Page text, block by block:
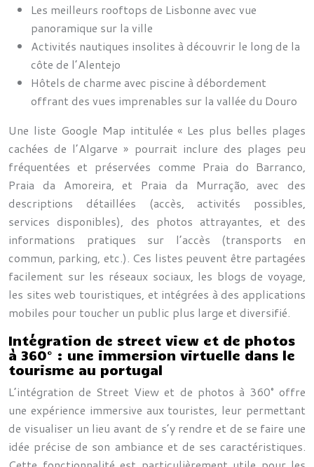
Les meilleurs rooftops de Lisbonne avec vue
panoramique sur la ville
Activités nautiques insolites à découvrir le long de la
côte de l’Alentejo
Hôtels de charme avec piscine à débordement
offrant des vues imprenables sur la vallée du Douro
Une liste Google Map intitulée « Les plus belles plages
cachées de l’Algarve » pourrait inclure des plages peu
fréquentées et préservées comme Praia do Barranco,
Praia da Amoreira, et Praia da Murração, avec des
descriptions détaillées (accès, activités possibles,
services disponibles), des photos attrayantes, et des
informations pratiques sur l’accès (transports en
commun, parking, etc.). Ces listes peuvent être partagées
facilement sur les réseaux sociaux, les blogs de voyage,
les sites web touristiques, et intégrées à des applications
mobiles pour toucher un public plus large et diversifié.
Intégration de street view et de photos
à 360° : une immersion virtuelle dans le
tourisme au portugal
L’intégration de Street View et de photos à 360° offre
une expérience immersive aux touristes, leur permettant
de visualiser un lieu avant de s’y rendre et de se faire une
idée précise de son ambiance et de ses caractéristiques.